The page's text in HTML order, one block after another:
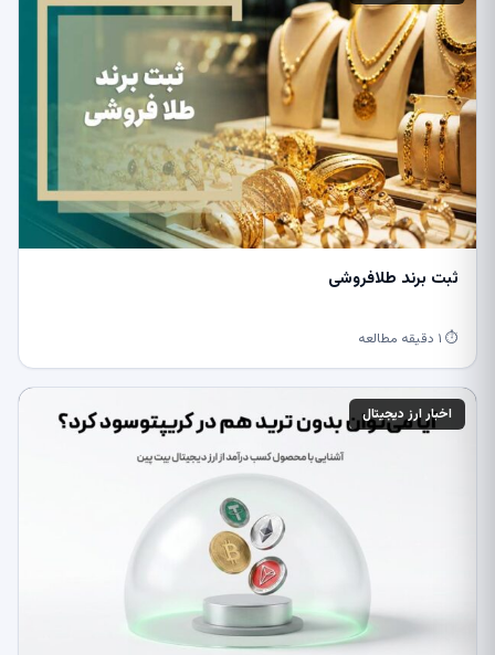
ثبت برند طلافروشی
⏱ ۱ دقیقه مطالعه
اخبار ارز دیجیتال